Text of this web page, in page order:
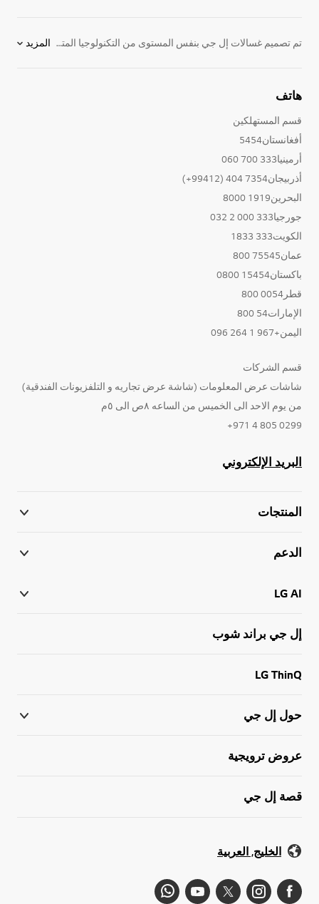
تم تصميم غسالات إل جي بنفس المستوى من التكنولوجيا المتطورة والإبتكار الفريد الذي يجعل كل المزيد
هاتف
قسم المستهلكين
أفغانستان5454
أرمينيا333 700 060
أذربيجان7354 404 (99412+)
البحرين1919 8000
جورجيا333 000 2 032
الكويت333 1833
عمان75545 800
باكستان15454 0800
قطر0054 800
الإمارات54 800
اليمن+967 1 264 096
قسم الشركات
شاشات عرض المعلومات (شاشة عرض تجاريه و التلفزيونات الفندقية)
من يوم الاحد الى الخميس من الساعه ٨ص الى ٥م
0299 805 4 971+
البريد الإلكتروني
المنتجات
الدعم
LG AI
إل جي براند شوب
LG ThinQ
حول إل جي
عروض ترويجية
قصة إل جي
الخليج, العربية